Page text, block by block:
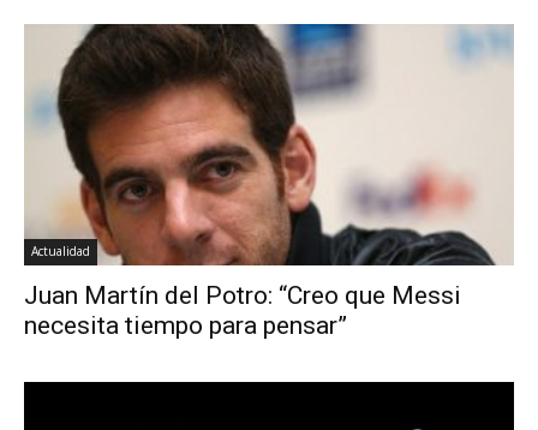
Actualidad
Juan Martín del Potro: “Creo que Messi
necesita tiempo para pensar”